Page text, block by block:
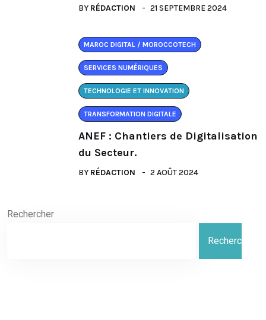
BY RÉDACTION 21 SEPTEMBRE 2024
MAROC DIGITAL / MOROCCOTECH
SERVICES NUMÉRIQUES
TECHNOLOGIE ET INNOVATION
TRANSFORMATION DIGITALE
ANEF : Chantiers de Digitalisation
du Secteur.
BY RÉDACTION 2 AOÛT 2024
Rechercher
Rechercher